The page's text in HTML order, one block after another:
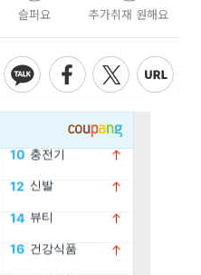
슬퍼요 추가취재 원해요